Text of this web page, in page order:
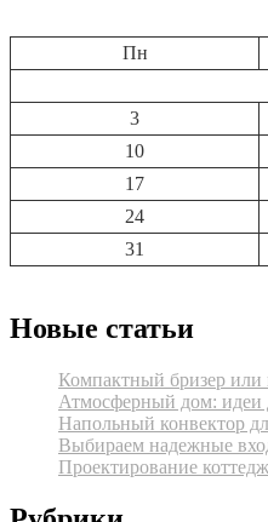
Пн
3
10
17
24
31
Новые статьи
Компактный бризер или
Атмосферный дом: идеи
Напольный конвектор
Выбираем надежные
Проектирование